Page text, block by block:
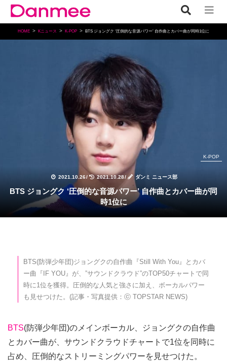
HOME Kニュース K-POP BTS ジョングク ‘圧倒的な音源パワー’ 自作曲とカバー曲が同時1位に
2021.10.26/ 2021.10.28/ ダンミ ニュース部
K-POP
BTS ジョングク ‘圧倒的な音源パワー’ 自作曲とカバー曲が同
時1位に
BTS(防弾少年団)ジョングクの自作曲『Still With You』とカバ
ー曲『IF YOU』が、”サウンドクラウド”のTOP50チャートで同
時に1位を獲得。圧倒的な人気と強さに加え、ボーカルパワー
も見せつけた。(記事・写真提供：ⓒ TOPSTAR NEWS)
BTS(防弾少年団)のメインボーカル、ジョングクの自作曲
とカバー曲が、サウンドクラウドチャートで1位を同時に
占め、圧倒的なストリーミングパワーを見せつけた。